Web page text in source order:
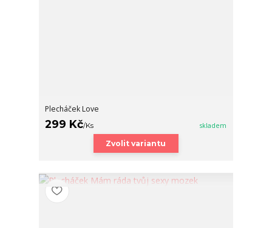
Plecháček Love
299 Kč/Ks skladem
Zvolit variantu